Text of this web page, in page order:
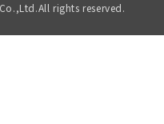
rights reserved.